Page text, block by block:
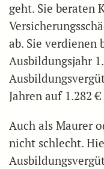
geht. Sie beraten
ab. Sie verdienen
Ausbildungsjahr
Jahren auf 1.282
Auch als Maurer
nicht schlecht.